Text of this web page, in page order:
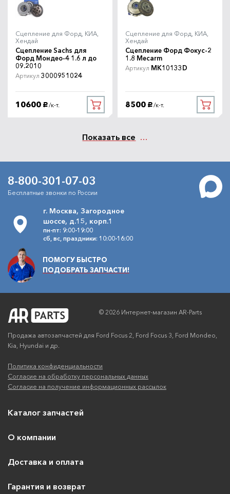
Сцепление для Форд, КИА,
Хендай
Сцепление Sachs для
Форд Мондео-4 1.6 л до
09.2010
Артикул 3000951024
10600 руб. /к-т.
Сцепление для Форд, КИА,
Хендай
Сцепление Форд Фокус-2
1.8 Mecarm
Артикул MK10133D
8500 руб. /к-т.
Показать все
8-800-301-07-03
Бесплатные звонки по России
г. Москва, Загородное
шоссе, д.15, корп.1
пн-пт: 9:00-19:00
сб, вс, праздники: 10:00-16:00
ПОМОГУ БЫСТРО
ПОДОБРАТЬ ЗАПЧАСТИ!
© 2026 Интернет-магазин AR-Parts
Продажа автозапчастей для Ford Focus 2, Ford Focus 3, Ford Mondeo,
Kia, Hyundai и др.
Политика конфиденциальности
Согласие на обработку персональных данных
Согласие на получение информационных рассылок
Каталог запчастей
О компании
Доставка и оплата
Гарантия и возврат